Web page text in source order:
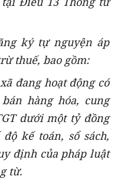
ký tự nguyện áp
thuế, bao gồm:
đang hoạt động có
hàng hóa, cung
dưới một tỷ đồng
kế toán, sổ sách,
định của pháp luật
từ.